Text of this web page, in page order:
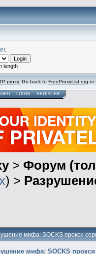
.
length
proxy. Go back to FreeProxyList.org or
LOGIN REGISTER
> Форум
) >
мифа: SOCKS прокси
мифа: SOCKS